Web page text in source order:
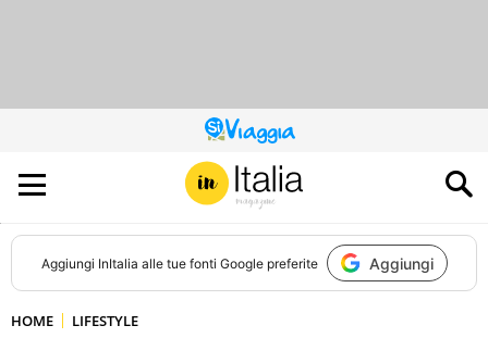
QUESTO
SITO
CONTRIBUISCE
ALL’AUDIENCE
DI
Aggiungi InItalia alle tue fonti Google preferite Aggiungi
HOME LIFESTYLE